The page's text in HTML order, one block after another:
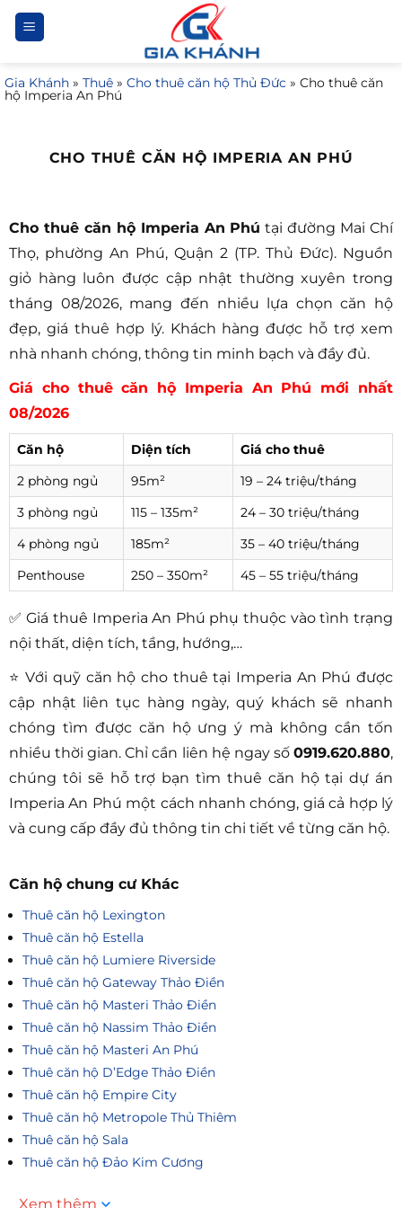
Bỏ
qua
dung
Gia Khánh » Thuê » Cho thuê căn hộ Thủ Đức » Cho thuê căn
hộ Imperia An Phú
CHO THUÊ CĂN HỘ IMPERIA AN PHÚ
Cho thuê căn hộ Imperia An Phú tại đường Mai Chí
Thọ, phường An Phú, Quận 2 (TP. Thủ Đức). Nguồn
giỏ hàng luôn được cập nhật thường xuyên trong
tháng 08/2026, mang đến nhiều lựa chọn căn hộ
đẹp, giá thuê hợp lý. Khách hàng được hỗ trợ xem
nhà nhanh chóng, thông tin minh bạch và đầy đủ.
Giá cho thuê căn hộ Imperia An Phú mới nhất
08/2026
Căn hộ Diện tích
Giá cho thuê
2 phòng ngủ
95m²
19 – 24 triệu/tháng
3 phòng ngủ
115 – 135m²
24 – 30 triệu/tháng
4 phòng ngủ
185m²
35 – 40 triệu/tháng
Penthouse
250 – 350m² 45 – 55 triệu/tháng
✅ Giá thuê Imperia An Phú phụ thuộc vào tình trạng
nội thất, diện tích, tầng, hướng,…
⭐ Với quỹ căn hộ cho thuê tại Imperia An Phú được
cập nhật liên tục hàng ngày, quý khách sẽ nhanh
chóng tìm được căn hộ ưng ý mà không cần tốn
nhiều thời gian. Chỉ cần liên hệ ngay số 0919.620.880,
chúng tôi sẽ hỗ trợ bạn tìm thuê căn hộ tại dự án
Imperia An Phú một cách nhanh chóng, giá cả hợp lý
và cung cấp đầy đủ thông tin chi tiết về từng căn hộ.
Căn hộ chung cư Khác
Thuê căn hộ Lexington
Thuê căn hộ Estella
Thuê căn hộ Lumiere Riverside
Thuê căn hộ Gateway Thảo Điền
Thuê căn hộ Masteri Thảo Điền
Thuê căn hộ Nassim Thảo Điền
Thuê căn hộ Masteri An Phú
Thuê căn hộ D’Edge Thảo Điền
Thuê căn hộ Empire City
Thuê căn hộ Metropole Thủ Thiêm
Thuê căn hộ Sala
Thuê căn hộ Đảo Kim Cương
Xem thêm